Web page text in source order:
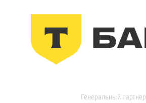
Генеральный партнер